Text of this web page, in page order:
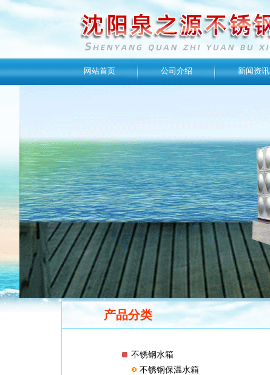
网站首页 公司介绍 新闻资讯
产品分类
不锈钢水箱
不锈钢保温水箱